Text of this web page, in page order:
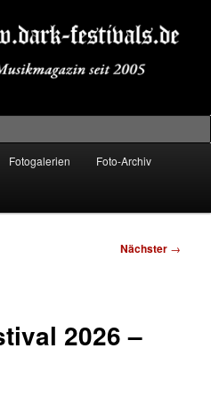
Fotogalerien Foto-Archiv
Nächster →
2026 –